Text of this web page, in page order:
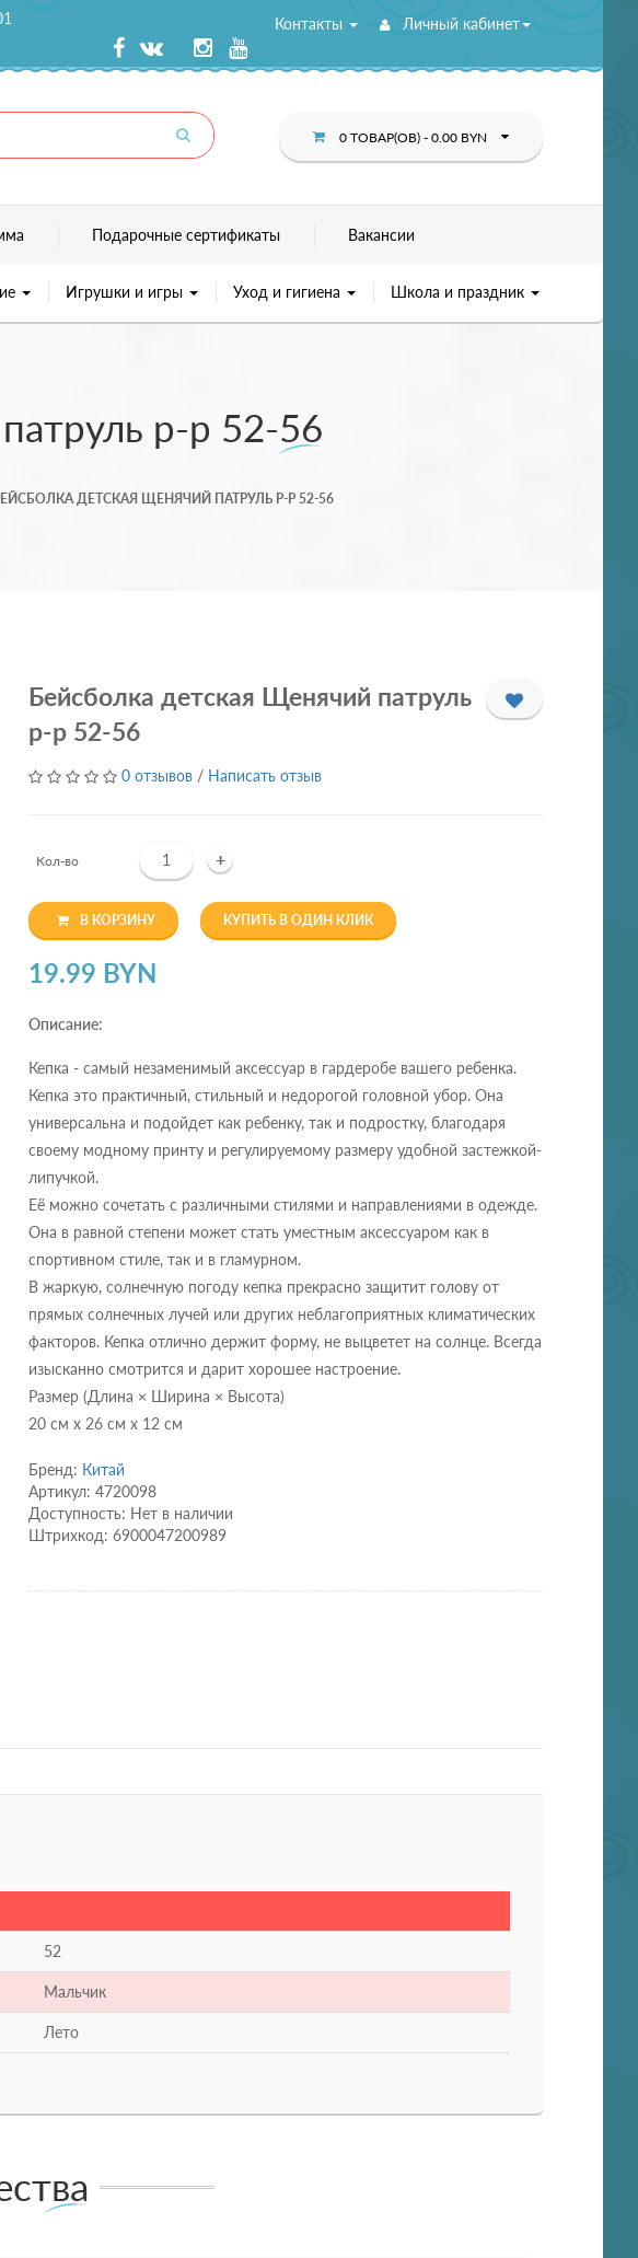
Контакты Личный кабинет
0 ТОВАР(ОВ) - 0.00 BYN
Подарочные сертификаты Вакансии
Игрушки и игры Уход и гигиена Школа и праздник
р-р 52-56
ДЕТСКАЯ ЩЕНЯЧИЙ ПАТРУЛЬ Р-Р 52-56
Бейсболка детская Щенячий патруль
р-р 52-56
0 отзывов / Написать отзыв
Кол-во +
В КОРЗИНУ КУПИТЬ В ОДИН КЛИК
19.99 BYN
Описание:
Кепка - самый незаменимый аксессуар в гардеробе вашего ребенка.
Кепка это практичный, стильный и недорогой головной убор. Она
универсальна и подойдет как ребенку, так и подростку, благодаря
своему модному принту и регулируемому размеру удобной застежкой-
липучкой.
Её можно сочетать с различными стилями и направлениями в одежде.
Она в равной степени может стать уместным аксессуаром как в
спортивном стиле, так и в гламурном.
В жаркую, солнечную погоду кепка прекрасно защитит голову от
прямых солнечных лучей или других неблагоприятных климатических
факторов. Кепка отлично держит форму, не выцветет на солнце. Всегда
изысканно смотрится и дарит хорошее настроение.
Размер (Длина × Ширина × Высота)
20 см х 26 см х 12 см
Бренд: Китай
Артикул: 4720098
Доступность: Нет в наличии
Штрихкод: 6900047200989
52
Мальчик
Лето